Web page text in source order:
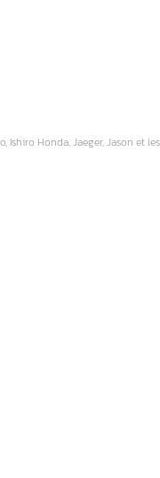
Ishiro Honda, Jaeger, Jason et